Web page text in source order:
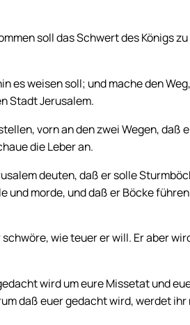
soll das Schwert des Königs
es weisen soll; und mache den
Stadt Jerusalem.
vorn an den zwei Wegen, daß
die Leber an.
deuten, daß er solle
morde, und daß er Böcke
wie teuer er will. Er aber
wird um eure Missetat und
daß euer gedacht wird, werdet